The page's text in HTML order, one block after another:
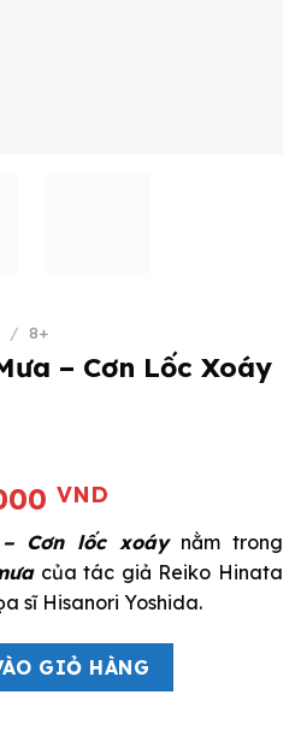
/ 8+
– Cơn Lốc Xoáy
VND.
VND
hiện
tại
là:
62.000 VND.
Cơn lốc xoáy nằm trong
của tác giả Reiko Hinata
sĩ Hisanori Yoshida.
Lốc Xoáy số lượng
GIỎ HÀNG